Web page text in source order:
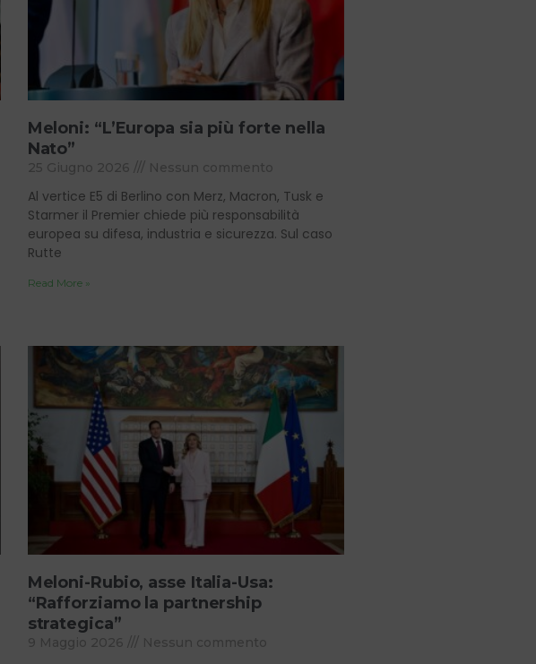
Meloni: “L’Europa sia più forte nella
Nato”
25 Giugno 2026 Nessun commento
Al vertice E5 di Berlino con Merz, Macron, Tusk e
Starmer il Premier chiede più responsabilità
europea su difesa, industria e sicurezza. Sul caso
Rutte
Read More »
Meloni-Rubio, asse Italia-Usa:
“Rafforziamo la partnership
strategica”
9 Maggio 2026 Nessun commento